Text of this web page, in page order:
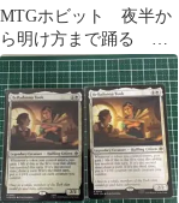
MTGホビット 夜半か
ら明け方まで踊る 暗
闇のなぞなぞ勝負